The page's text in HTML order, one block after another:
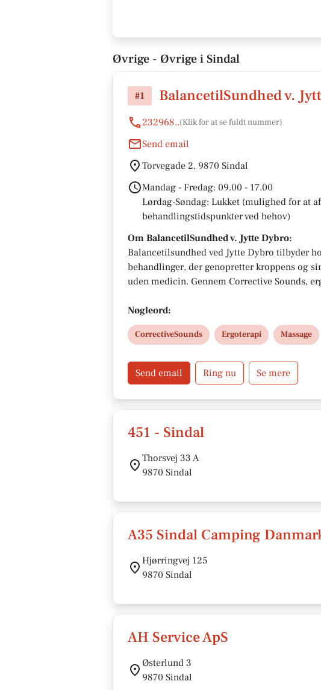
Øvrige - Øvrige i Sindal
#1 BalancetilSundhed v.
232968..
Send email
Torvegade 2, 9870 Sindal
Mandag - Fredag: 09.00 - 17.00
Lørdag-Søndag: Lukket (mulighed for at
behandlingstidspunkter ved behov)
Om BalancetilSundhed v. Jytte Dybro:
Balancetilsundhed ved Jytte Dybro tilbyder
behandlinger, der genopretter kroppens og
uden medicin. Gennem Corrective Sounds,
massage hjælpes du til at slippe stress, angst
personlig rådgivning, sundhedsfaglig støtte og
forløbskoordinering, der skaber energi,
robusthed i hverdagen.
Nøgleord:
CorrectiveSounds Ergoterapi Massage
Send email Ring nu Se mere
451 - Sindal
Thorsvej 33 A
9870 Sindal
A35 Sindal Camping
Hjørringvej 125
9870 Sindal
AH Service ApS
Østerlund 3
9870 Sindal